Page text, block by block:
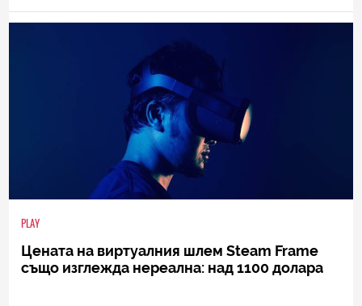
PLAY
Цената на виртуалния шлем Steam Frame
също изглежда нереална: над 1100 долара